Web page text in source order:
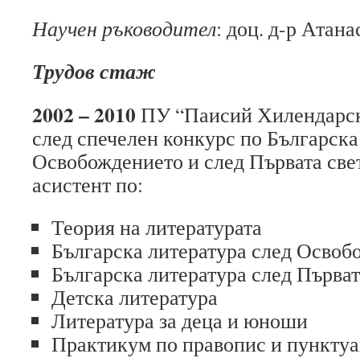
Научен ръководител: доц. д-р
Трудов стаж
2002–2010 ПУ “Паисий
след спечелен конкурс по
Освобождението и след Първата
асистент по:
Теория на литературата
Българска литература след
Българска литература след
Детска литература
Литература за деца и юноши
Практикум по правопис и